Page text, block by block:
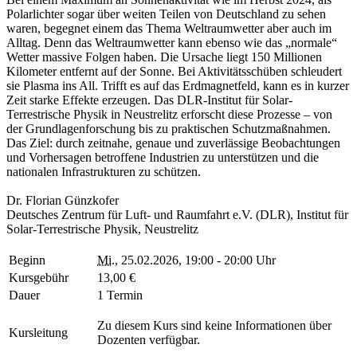
Polarlichter sogar über weiten Teilen von Deutschland zu sehen
waren, begegnet einem das Thema Weltraumwetter aber auch im
Alltag. Denn das Weltraumwetter kann ebenso wie das „normale“
Wetter massive Folgen haben. Die Ursache liegt 150 Millionen
Kilometer entfernt auf der Sonne. Bei Aktivitätsschüben schleudert
sie Plasma ins All. Trifft es auf das Erdmagnetfeld, kann es in kurzer
Zeit starke Effekte erzeugen. Das DLR-Institut für Solar-
Terrestrische Physik in Neustrelitz erforscht diese Prozesse – von
der Grundlagenforschung bis zu praktischen Schutzmaßnahmen.
Das Ziel: durch zeitnahe, genaue und zuverlässige Beobachtungen
und Vorhersagen betroffene Industrien zu unterstützen und die
nationalen Infrastrukturen zu schützen.
Dr. Florian Günzkofer
Deutsches Zentrum für Luft- und Raumfahrt e.V. (DLR), Institut für
Solar-Terrestrische Physik, Neustrelitz
Beginn Mi., 25.02.2026, 19:00 - 20:00 Uhr
Kursgebühr
13,00 €
Dauer
1 Termin
Kursleitung
Zu diesem Kurs sind keine Informationen über
Dozenten verfügbar.